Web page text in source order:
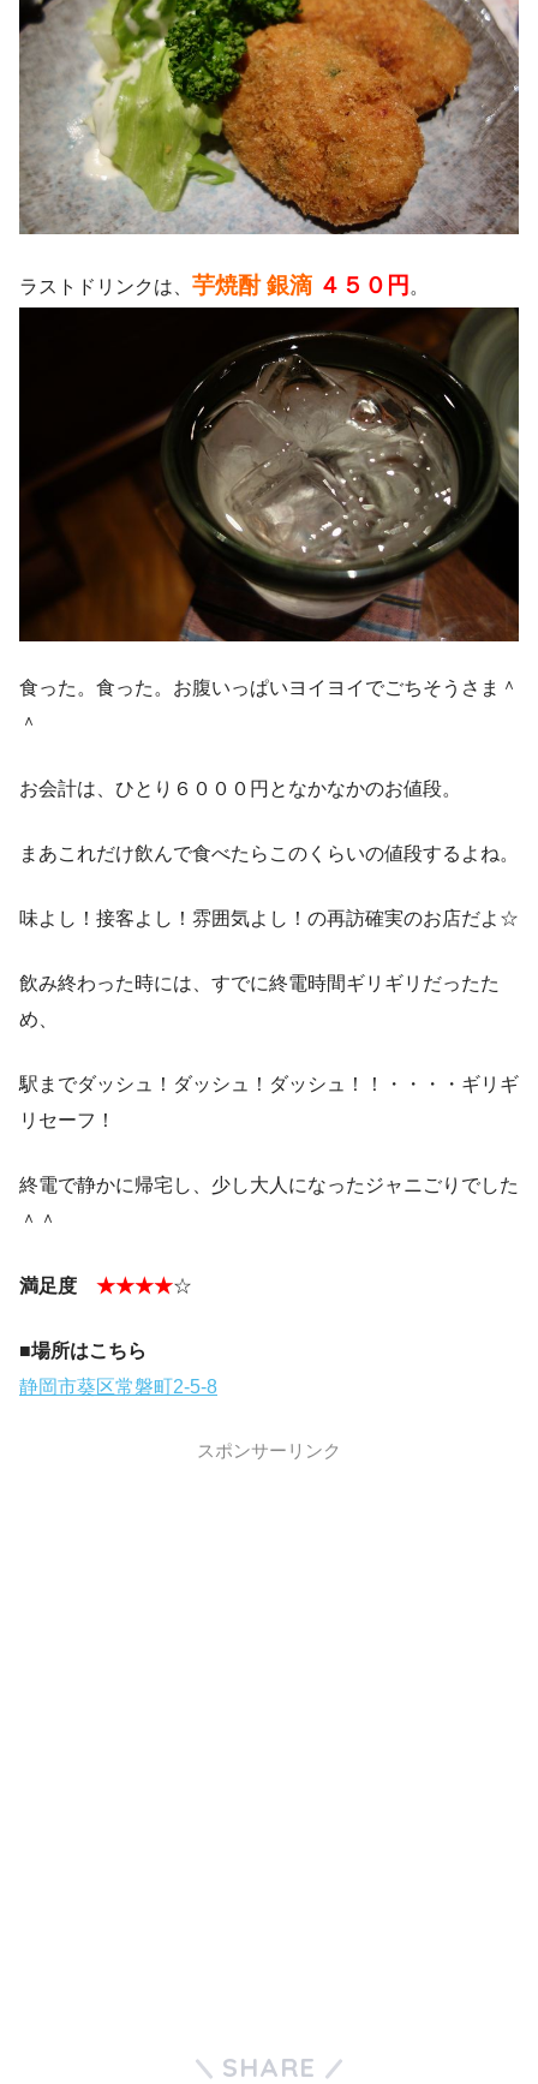
ラストドリンクは、 芋焼酎 銀滴 ４５０円 。
食った。食った。お腹いっぱいヨイヨイでごちそうさま＾
＾
お会計は、ひとり６０００円となかなかのお値段。
まあこれだけ飲んで食べたらこのくらいの値段するよね。
味よし！接客よし！雰囲気よし！の再訪確実のお店だよ☆
飲み終わった時には、すでに終電時間ギリギリだったた
め、
駅までダッシュ！ダッシュ！ダッシュ！！・・・・ギリギ
リセーフ！
終電で静かに帰宅し、少し大人になったジャニごりでした
＾＾
満足度 ★★★★☆
■場所はこちら
静岡市葵区常磐町2-5-8
スポンサーリンク
SHARE